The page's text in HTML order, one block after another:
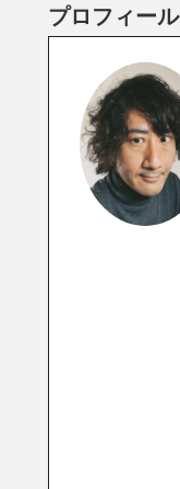
プロフィール